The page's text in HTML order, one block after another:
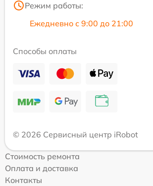
Режим работы:
Ежедневно с 9:00 до 21:00
Способы оплаты
© 2026 Сервисный центр iRobot
Стоимость ремонта
Оплата и доставка
Контакты